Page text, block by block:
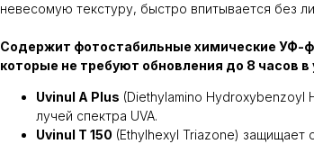
невесомую текстуру, быстро впитывается без
Содержит фотостабильные химические УФ-
которые не требуют обновления до 8 часов в
Uvinul A Plus (Diethylamino Hydroxybenzoyl
лучей спектра UVA.
Uvinul T 150 (Ethylhexyl Triazone) защищает